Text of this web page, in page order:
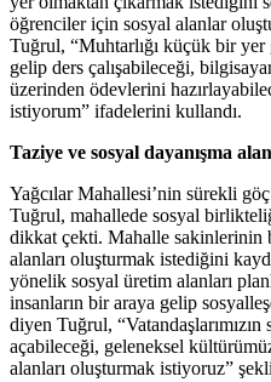
öğrenciler için sosyal alanlar
Tuğrul, “Muhtarlığı küçük bir
gelip ders çalışabileceği,
üzerinden ödevlerini
istiyorum” ifadelerini kullandı.
Taziye ve sosyal dayanışma
Yağcılar Mahallesi’nin sürekli
Tuğrul, mahallede sosyal
dikkat çekti. Mahalle sakinlerinin
alanları oluşturmak istediğini
yönelik sosyal üretim alanları
insanların bir araya gelip
diyen Tuğrul,
açabileceği, geleneksel
alanları oluşturmak istiyoruz”